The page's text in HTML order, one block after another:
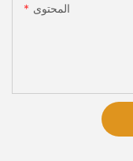
المحتوى